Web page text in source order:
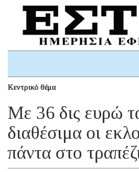
Κεντρικό θέμα
Με 36 δις ευρώ
διαθέσιμα οι
πάντα στο